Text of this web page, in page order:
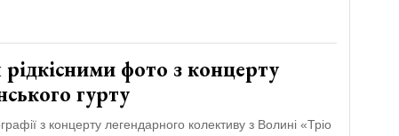
фото з концерту
гурту
з концерту легендарного колективу з Волині «Тріо